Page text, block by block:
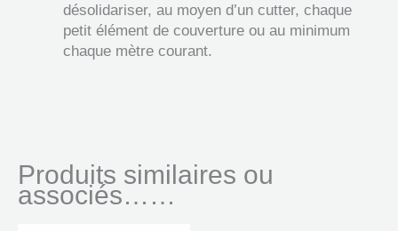
désolidariser, au moyen d’un cutter, chaque
petit élément de couverture ou au minimum
chaque mètre courant.
Produits similaires ou
associés……